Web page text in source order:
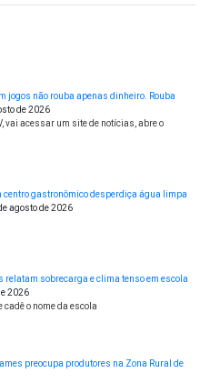
jogos não rouba apenas dinheiro. Rouba
de 2026
vai acessar um site de notícias, abre o
centro gastronômico desperdiça água limpa
agosto de 2026
relatam sobrecarga e clima tenso em escola
2026
o nome da escola
preocupa produtores na Zona Rural de